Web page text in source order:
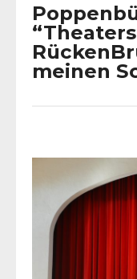
meinen